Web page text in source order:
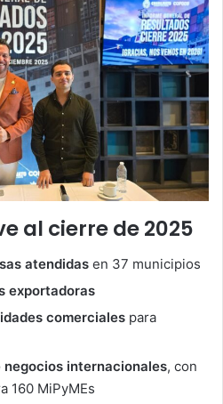
al cierre de 2025
atendidas en 37 municipios
exportadoras
comerciales para
internacionales, con
160 MiPyMEs